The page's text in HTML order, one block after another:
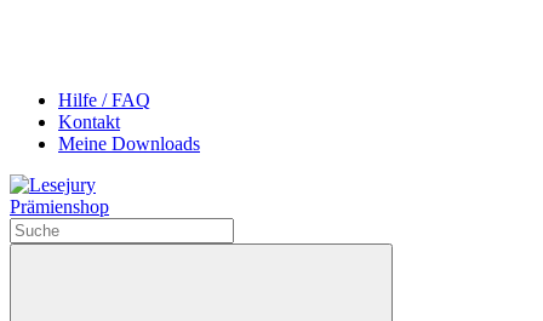
Hilfe / FAQ
Kontakt
Meine Downloads
Prämienshop